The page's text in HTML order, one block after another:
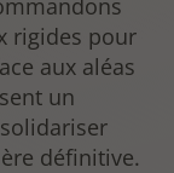
rigides pour
aux aléas
un
définitive.